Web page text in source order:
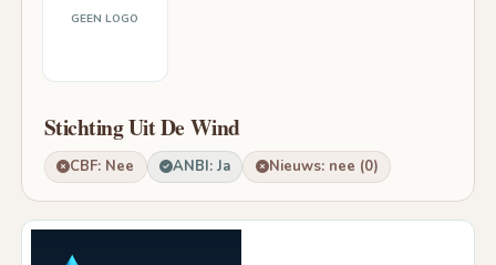
GEEN LOGO
Stichting Uit De Wind
CBF: Nee ANBI: Ja Nieuws: nee (0)